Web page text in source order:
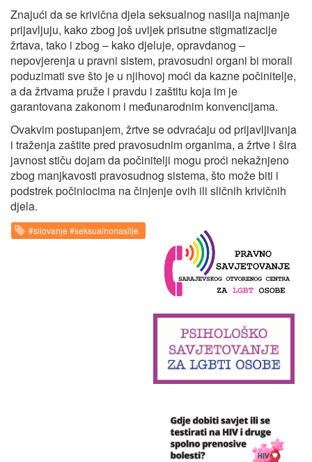
Znajući da se krivična djela seksualnog nasilja najmanje
prijavljuju, kako zbog još uvijek prisutne stigmatizacije
žrtava, tako i zbog – kako djeluje, opravdanog –
nepovjerenja u pravni sistem, pravosudni organi bi morali
poduzimati sve što je u njihovoj moći da kazne počinitelje,
a da žrtvama pruže i pravdu i zaštitu koja im je
garantovana zakonom i međunarodnim konvencijama.
Ovakvim postupanjem, žrtve se odvraćaju od prijavljivanja
i traženja zaštite pred pravosudnim organima, a žrtve i šira
javnost stiču dojam da počinitelji mogu proći nekažnjeno
zbog manjkavosti pravosudnog sistema, što može biti i
podstrek počiniocima na činjenje ovih ili sličnih krivičnih
djela.
#silovanje #seksualnonasilje